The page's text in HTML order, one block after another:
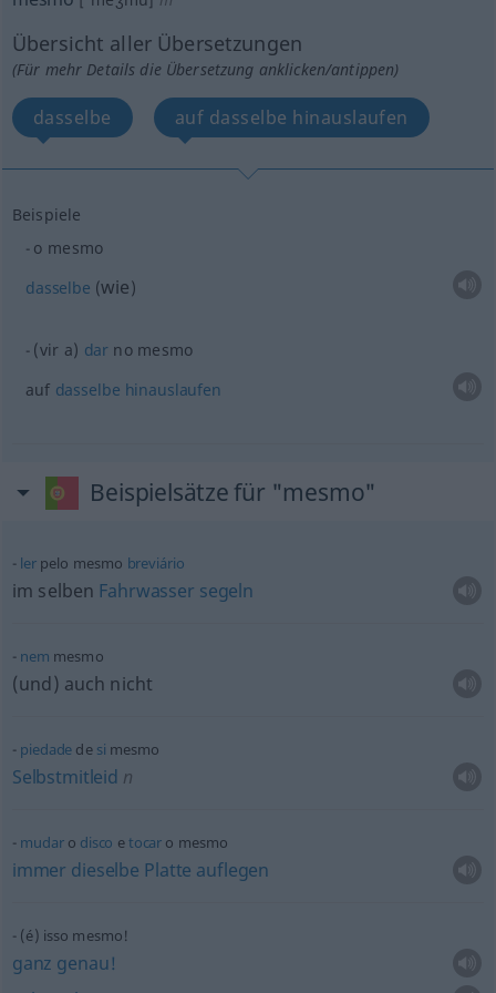
Übersicht aller Übersetzungen
(Für mehr Details die Übersetzung anklicken/antippen)
dasselbe auf dasselbe hinauslaufen
Beispiele
o mesmo
dasselbe (wie)
(vir a) dar no mesmo
auf dasselbe hinauslaufen
Beispielsätze für "mesmo"
lerpelo mesmo breviário
im selben Fahrwasser segeln
nem mesmo
(und) auch nicht
piedade de si mesmo
Selbstmitleid n
mudaro disco etocar o mesmo
immer dieselbe Platte auflegen
(é) isso mesmo!
ganz genau!